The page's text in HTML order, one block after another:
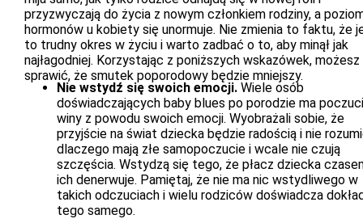
przyzwyczają do życia z nowym członkiem rodziny, a
hormonów u kobiety się unormuje. Nie zmienia to faktu, że
to trudny okres w życiu i warto zadbać o to, aby minął jak
najłagodniej. Korzystając z poniższych wskazówek, możesz
sprawić, że smutek poporodowy będzie mniejszy.
Nie wstydź się swoich emocji. Wiele osób
doświadczających baby blues po porodzie ma
winy z powodu swoich emocji. Wyobrażali sobie, że
przyjście na świat dziecka będzie radością i nie
dlaczego mają złe samopoczucie i wcale nie czują
szczęścia. Wstydzą się tego, że płacz dziecka
ich denerwuje. Pamiętaj, że nie ma nic wstydliwego w
takich odczuciach i wielu rodziców doświadcza
tego samego.